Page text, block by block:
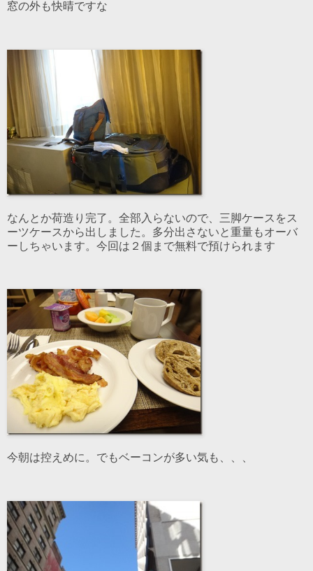
窓の外も快晴ですな
なんとか荷造り完了。全部入らないので、三脚ケースをス
ーツケースから出しました。多分出さないと重量もオーバ
ーしちゃいます。今回は２個まで無料で預けられます
今朝は控えめに。でもベーコンが多い気も、、、